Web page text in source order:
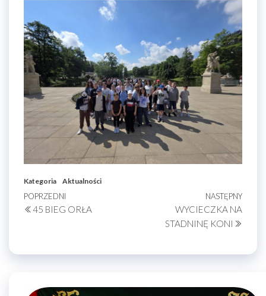
Kategoria Aktualności
Nawigacja
wpisu
Poprzedni
wpis
POPRZEDNI
45 BIEG ORŁA
wpis
NASTĘPNY
WYCIECZKA NA
STADNINĘ KONI